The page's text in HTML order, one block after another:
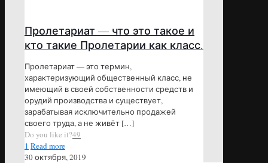
Пролетариат — что это такое и
кто такие Пролетарии как класс.
Пролетариат — это термин,
характеризующий общественный класс, не
имеющий в своей собственности средств и
орудий производства и существует,
зарабатывая исключительно продажей
своего труда, а не живёт […]
Do you like it?49
1 Read more
30 октября, 2019